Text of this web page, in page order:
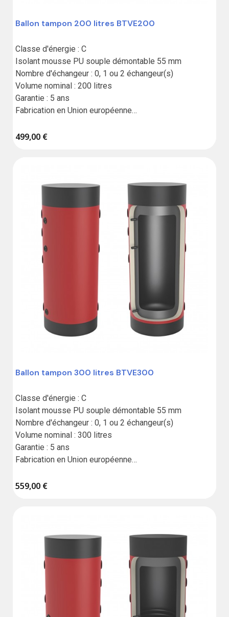
Ballon tampon 200 litres BTVE200
Classe d'énergie : C
Isolant mousse PU souple démontable 55 mm
Nombre d'échangeur : 0, 1 ou 2 échangeur(s)
Volume nominal : 200 litres
Garantie : 5 ans
Fabrication en Union européenne
499,00 €
Ballon tampon 300 litres BTVE300
Classe d'énergie : C
Isolant mousse PU souple démontable 55 mm
Nombre d'échangeur : 0, 1 ou 2 échangeur(s)
Volume nominal : 300 litres
Garantie : 5 ans
Fabrication en Union européenne
559,00 €